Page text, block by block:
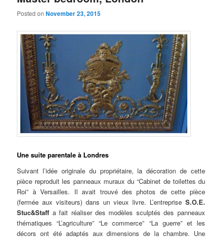
Posted onNovember 23, 2015
Une suite parentale à Londres
Suivant l’idée originale du propriétaire, la décoration de cette
pièce reproduit les panneaux muraux du “Cabinet de toilettes du
Roi” à Versailles. Il avait trouvé des photos de cette pièce
(fermée aux visiteurs) dans un vieux livre. L’entreprise S.O.E.
Stuc&Staff a fait réaliser des modèles sculptés des panneaux
thématiques “L’agriculture” “Le commerce” “La guerre” et les
décors ont été adaptés aux dimensions de la chambre. Une